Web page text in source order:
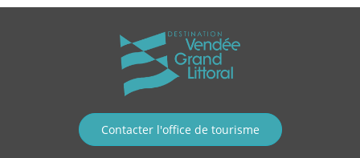
Contacter l'office de tourisme